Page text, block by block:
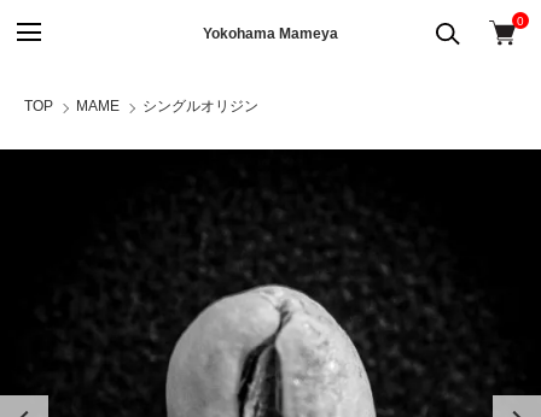
Yokohama Mameya
0
TOP MAME シングルオリジン